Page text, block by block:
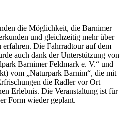
die Möglichkeit, die Barnimer
und gleichzeitig mehr über
erfahren. Die Fahrradtour auf dem
auch dank der Unterstützung von
Barnimer Feldmark e. V.“ und
vom „Naturpark Barnim“, die mit
die Radler vor Ort
Erlebnis. Die Veranstaltung ist für
Form wieder geplant.